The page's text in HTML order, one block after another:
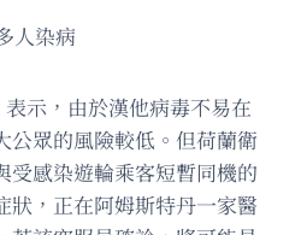
人染病
示，由於漢他病毒不易在
公眾的風險較低。但荷蘭衛
受感染遊輪乘客短暫同機的
狀，正在阿姆斯特丹一家醫